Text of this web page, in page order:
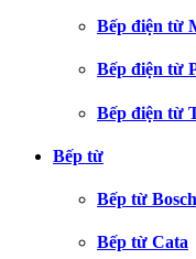
Bếp điện từ
Bếp điện từ
Bếp điện từ
Bếp từ
Bếp từ Bosch
Bếp từ Cata